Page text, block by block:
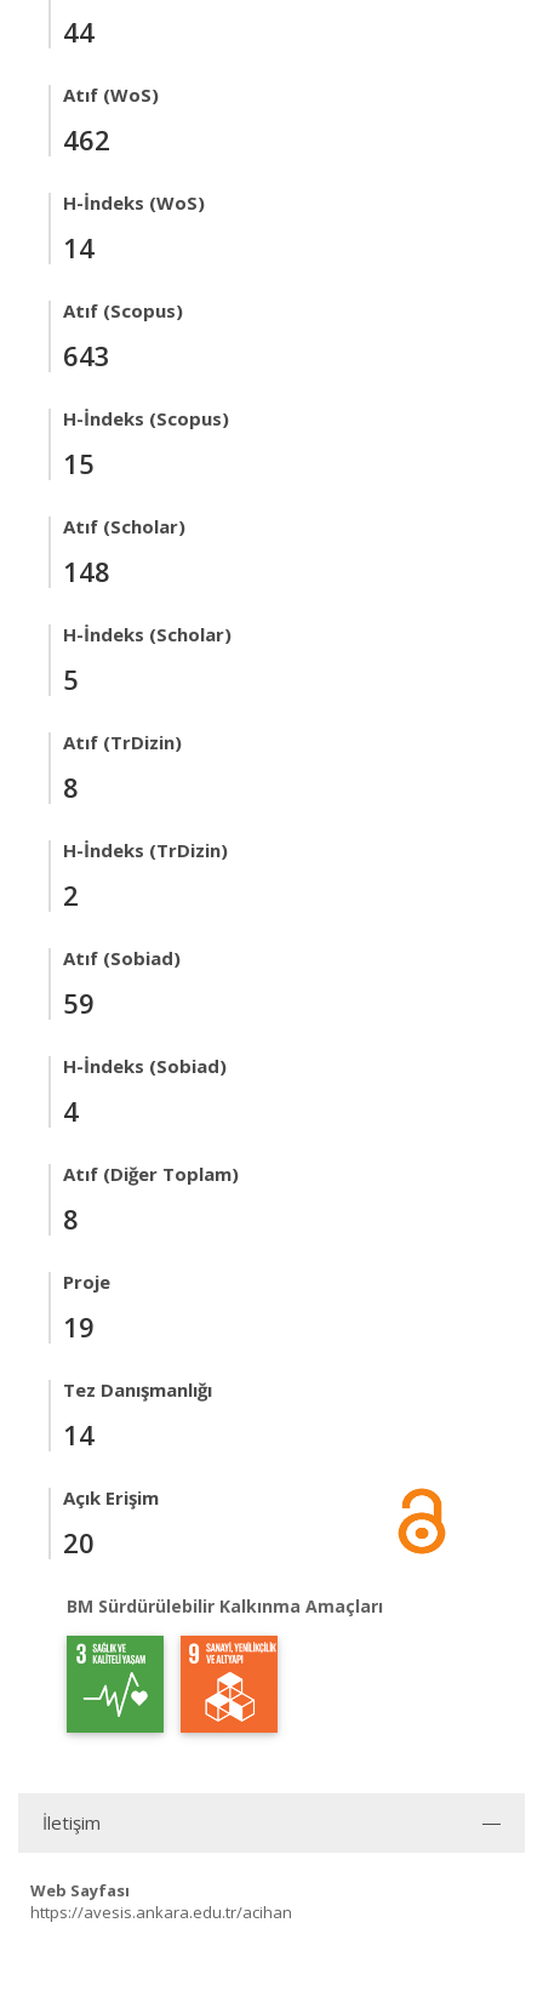
44
Atıf (WoS)
462
H-İndeks (WoS)
14
Atıf (Scopus)
643
H-İndeks (Scopus)
15
Atıf (Scholar)
148
H-İndeks (Scholar)
5
Atıf (TrDizin)
8
H-İndeks (TrDizin)
2
Atıf (Sobiad)
59
H-İndeks (Sobiad)
4
Atıf (Diğer Toplam)
8
Proje
19
Tez Danışmanlığı
14
Açık Erişim
20
BM Sürdürülebilir Kalkınma Amaçları
İletişim
Web Sayfası
https://avesis.ankara.edu.tr/acihan